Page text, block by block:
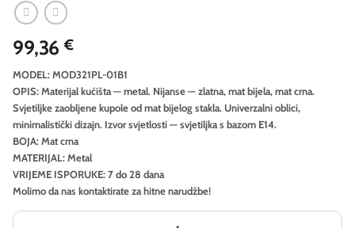
99,36 €
MODEL: MOD321PL-01B1
OPIS: Materijal kućišta — metal. Nijanse — zlatna, mat bijela, mat crna.
Svjetiljke zaobljene kupole od mat bijelog stakla. Univerzalni oblici,
minimalistički dizajn. Izvor svjetlosti — svjetiljka s bazom E14.
BOJA: Mat crna
MATERIJAL: Metal
VRIJEME ISPORUKE: 7 do 28 dana
Molimo da nas kontaktirate za hitne narudžbe!